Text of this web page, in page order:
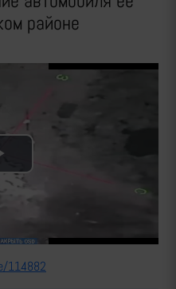
районе
114882